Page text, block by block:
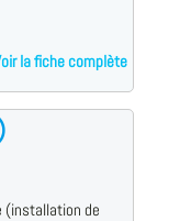
la fiche complète
(installation de